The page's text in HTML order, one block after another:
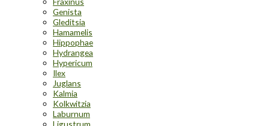
Genista
Gleditsia
Hamamelis
Hippophae
Hydrangea
Hypericum
Ilex
Juglans
Kalmia
Kolkwitzia
Laburnum